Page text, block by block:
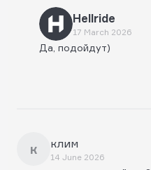
Hellride
17 March 2026
Да, подойдут)
к клим
14 June 2026